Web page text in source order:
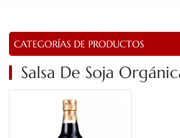
العربية
CATEGORÍAS DE PRODUCTOS
Salsa De Soja